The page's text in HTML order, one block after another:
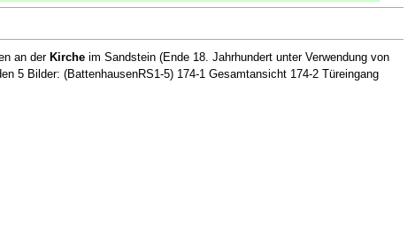
an der Kircheim Sandstein (Ende 18. Jahrhundert unter Verwendung von
5 Bilder: (BattenhausenRS1-5) 174-1 Gesamtansicht 174-2 Türeingang